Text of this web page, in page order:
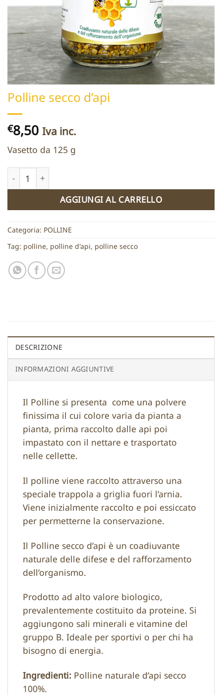
Polline secco d’api
€8,50 Iva inc.
Vasetto da 125 g
Polline secco d'api quantità
AGGIUNGI AL CARRELLO
Categoria: POLLINE
Tag: polline, polline d'api, polline secco
DESCRIZIONE
INFORMAZIONI AGGIUNTIVE
Il Polline si presenta come una polvere
finissima il cui colore varia da pianta a
pianta, prima raccolto dalle api poi
impastato con il nettare e trasportato
nelle cellette.
Il polline viene raccolto attraverso una
speciale trappola a griglia fuori l’arnia.
Viene inizialmente raccolto e poi essiccato
per permetterne la conservazione.
Il Polline secco d’api è un coadiuvante
naturale delle difese e del rafforzamento
dell’organismo.
Prodotto ad alto valore biologico,
prevalentemente costituito da proteine. Si
aggiungono sali minerali e vitamine del
gruppo B. Ideale per sportivi o per chi ha
bisogno di energia.
Ingredienti: Polline naturale d’api secco
100%.